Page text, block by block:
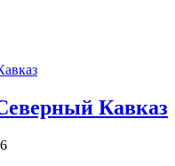
Кавказ